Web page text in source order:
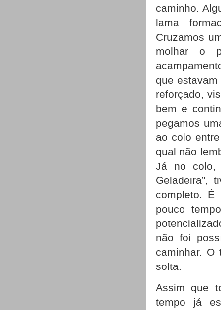
caminho.
lama
Cruzamos
molhar o
que
reforçado,
bem e
pegamos
ao colo
qual não
Já no colo,
Geladeira”,
completo. É
pouco
não foi
caminhar. O
solta.
Assim que
tempo já